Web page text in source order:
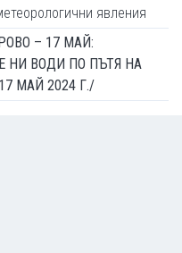
явления
– 17 МАЙ:
НИ ВОДИ ПО ПЪТЯ НА
МАЙ 2024 Г./